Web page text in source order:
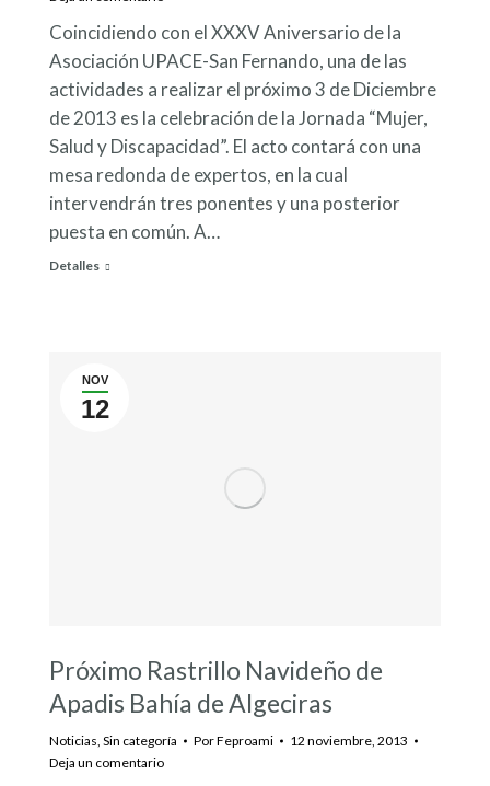
Coincidiendo con el XXXV Aniversario de la
Asociación UPACE-San Fernando, una de las
actividades a realizar el próximo 3 de Diciembre
de 2013 es la celebración de la Jornada “Mujer,
Salud y Discapacidad”. El acto contará con una
mesa redonda de expertos, en la cual
intervendrán tres ponentes y una posterior
puesta en común. A…
Detalles
NOV
12
Próximo Rastrillo Navideño de
Apadis Bahía de Algeciras
Noticias, Sin categoría PorFeproami
12 noviembre, 2013
Deja un comentario